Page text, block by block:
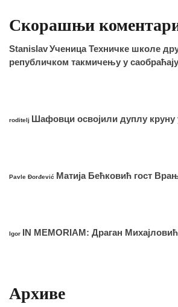
Скорашњи
StanislavУченица Техничке школе
републичком такмичењу у саобраћају
roditelj Шафовци освојили дуплу круну
Pavle Đorđević Матија Бећковић гост
Igor IN MEMORIAM: Драган
Архиве